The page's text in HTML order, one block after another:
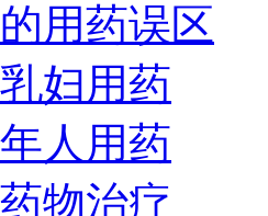
药误区
妇用药
人用药
物治疗